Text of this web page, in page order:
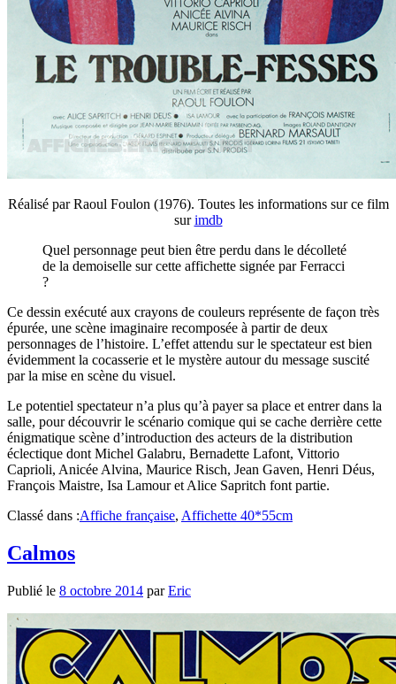
Réalisé par Raoul Foulon (1976). Toutes les informations sur ce film
surimdb
Quel personnage peut bien être perdu dans le décolleté
de la demoiselle sur cette affichette signée par Ferracci
?
Ce dessin exécuté aux crayons de couleurs représente de façon très
épurée, une scène imaginaire recomposée à partir de deux
personnages de l’histoire. L’effet attendu sur le spectateur est bien
évidemment la cocasserie et le mystère autour du message suscité
par la mise en scène du visuel.
Le potentiel spectateur n’a plus qu’à payer sa place et entrer dans la
salle, pour découvrir le scénario comique qui se cache derrière cette
énigmatique scène d’introduction des acteurs de la distribution
éclectique dont Michel Galabru, Bernadette Lafont, Vittorio
Caprioli, Anicée Alvina, Maurice Risch, Jean Gaven, Henri Déus,
François Maistre, Isa Lamour et Alice Sapritch font partie.
Classé dans :Affiche française, Affichette 40*55cm
Calmos
Publié le 8 octobre 2014 parEric